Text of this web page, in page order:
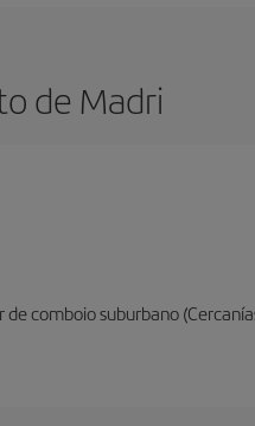
de Madri
comboio suburbano